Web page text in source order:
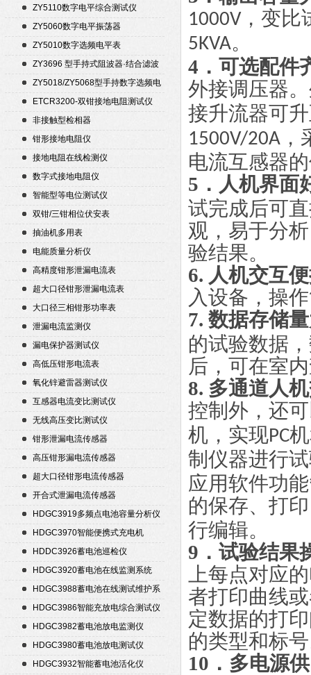
测试仪
ZY5110数字电平综合测试仪
ZY5060数字电平振荡器
ZY5010数字选频电平表
ZY3696 型手持式阻波器·结合滤波
器自动测试仪
ZY5018/ZY5068型手持数字选频电
平表/电平振荡器
ETCR3200-双钳接地电阻测试仪
非接触型检相器
钳形接地电阻仪
接地电阻在线检测仪
数字式接地电阻仪
智能型等电位测试仪
双钳/三钳相位伏安表
抽油机多用表
电能质量分析仪
高精度钳形泄漏电流表
超大口径钳形泄漏电流表
大口径三相钳形功率表
泄漏电流监测仪
漏电保护器测试仪
高低压钳形电流表
氧化锌避雷器测试仪
互感器电流变比测试仪
无线高压变比测试仪
钳形泄漏电流传感器
高压钳形漏电流传感器
超大口径钳形电流传感器
开合式泄漏电流传感器
HDGC3919多频点电池容量分析仪
HDGC3970智能便携式充电机
HDDC3926蓄电池巡检仪
HDGC3920蓄电池在线监测系统
HDGC3988蓄电池在线测试维护系
统
HDGC3986智能充放电综合测试仪
HDGC3982蓄电池放电监测仪
HDGC3980蓄电池放电测试仪
HDGC3932智能蓄电池活化仪
1000V，变比
5KVA。
4．可选配件
外接调压器
接升流器可
1500V/20A
电流互感器
5．人机界面
试完成后可
观，易于分
验结果。
6. 人机交互
入设备，操
7. 数据存储
的试验数据
后，可在室
8. 多通道人
控制外，还
机，实现PC
制仪器进行
应用软件功
的保存、打
行编辑。
9．试验结果
上每点对应
者打印曲线
定数据的打
的类型和标
10．多电源